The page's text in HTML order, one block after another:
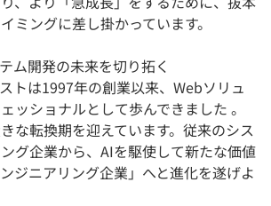
ミングに差し掛かっています。
ム開発の未来を切り拓く
トは1997年の創業以来、Webソリュ
ッショナルとして歩んできました 。
な転換期を迎えています。従来のシス
グ企業から、AIを駆使して新たな価値
ジニアリング企業」へと進化を遂げよ